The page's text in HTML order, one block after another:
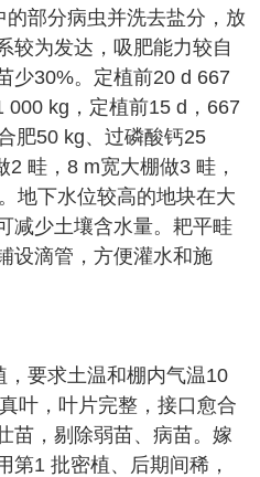
部分病虫并洗去盐分，放
较为发达，吸肥能力较自
少30%。定植前20 d 667
000 kg，定植前15 d，667
肥50 kg、过磷酸钙25
畦，8 m宽大棚做3 畦，
地下水位较高的地块在大
减少土壤含水量。耙平畦
设滴管，方便灌水和施
要求土温和棚内气温10
叶，叶片完整，接口愈合
苗，剔除弱苗、病苗。嫁
第1 批密植、后期间稀，